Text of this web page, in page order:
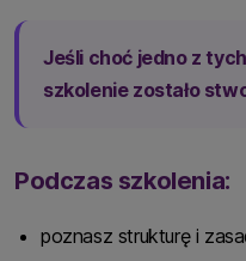
Jeśli choć jedno z
szkolenie zostało
Podczas szkolenia:
poznasz strukturę i